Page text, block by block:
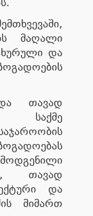
მაღალი
და
თავად
საქმე
თავად
და
მიმართ